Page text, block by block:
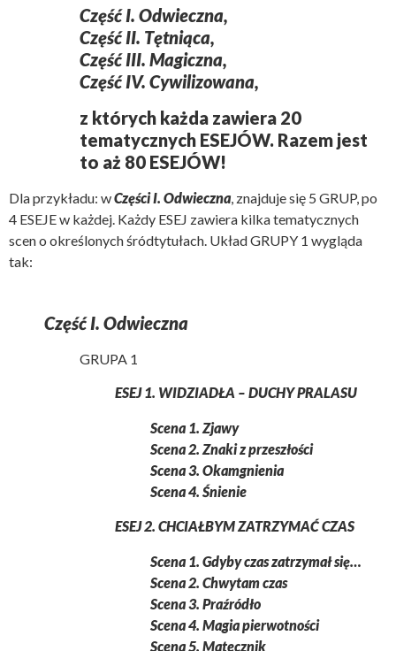
Część I. Odwieczna,
Część II. Tętniąca,
Część III. Magiczna,
Część IV. Cywilizowana,
z których każda zawiera 20
tematycznych ESEJÓW. Razem jest
to aż 80 ESEJÓW!
Dla przykładu: wCzęści I. Odwieczna, znajduje się 5 GRUP, po
4 ESEJE w każdej. Każdy ESEJ zawiera kilka tematycznych
scen o określonych śródtytułach. Układ GRUPY 1 wygląda
tak:
Część I. Odwieczna
GRUPA 1
ESEJ 1. WIDZIADŁA – DUCHY PRALASU
Scena 1. Zjawy
Scena 2. Znaki z przeszłości
Scena 3. Okamgnienia
Scena 4. Śnienie
ESEJ 2. CHCIAŁBYM ZATRZYMAĆ CZAS
Scena 1. Gdyby czas zatrzymał się…
Scena 2. Chwytam czas
Scena 3. Praźródło
Scena 4. Magia pierwotności
Scena 5. Matecznik